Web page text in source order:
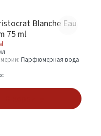
Blanche Eau
75 ml
Парфюмерная вода